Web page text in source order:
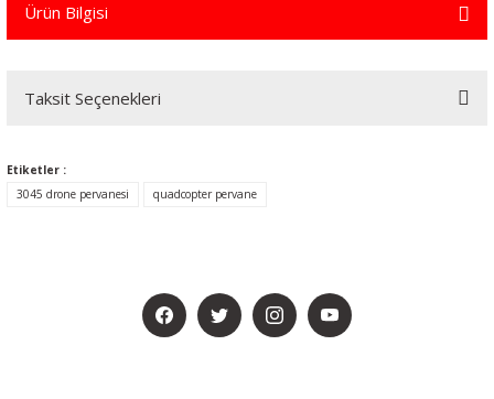
Ürün Bilgisi
Taksit Seçenekleri
Etiketler :
3045 drone pervanesi
quadcopter pervane